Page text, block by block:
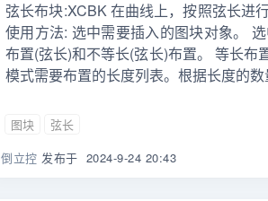
弦长布块:XCBK 在曲线上，按照弦长进
使用方法: 选中需要插入的图块对象。
布置(弦长)和不等长(弦长)布置。 等长布
模式需要布置的长度列表。根据长度的
图块
弦长
倒立控 发布于 2024-9-24 20:43